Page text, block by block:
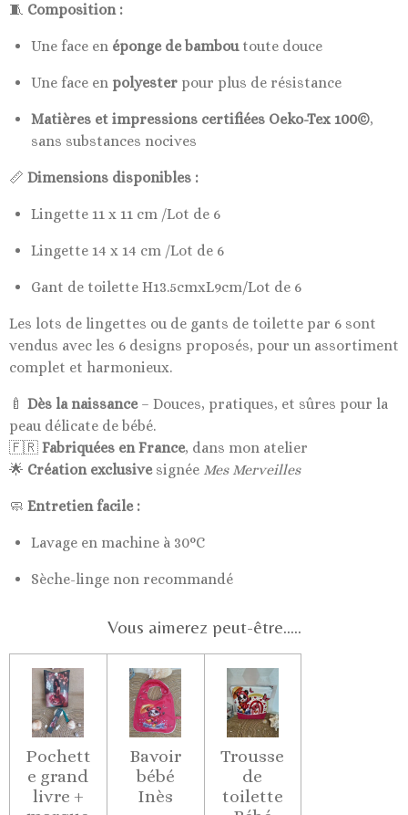
🧵 Composition :
Une face en éponge de bamboutoute douce
Une face en polyester pour plus de résistance
Matières et impressions certifiées Oeko-Tex 100©,
sans substances nocives
📏 Dimensions disponibles :
Lingette 11 x 11 cm /Lot de 6
Lingette 14 x 14 cm /Lot de 6
Gant de toilette H13.5cmxL9cm/Lot de 6
Les lots de lingettes ou de gants de toilette par 6 sont
vendus avec les 6 designs proposés, pour un assortiment
complet et harmonieux.
🍼 Dès la naissance– Douces, pratiques, et sûres pour la
peau délicate de bébé.
🇫🇷 Fabriquées en France, dans mon atelier
🌟 Création exclusivesignée Mes Merveilles
🧼 Entretien facile :
Lavage en machine à 30°C
Sèche-linge non recommandé
Vous aimerez peut-être.....
Pochett
e grand
livre +
Bavoir
bébé
Inès
Trousse
de
toilette